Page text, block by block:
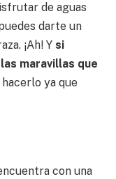
de aguas
darte un
¡Ah! Y si
las maravillas que
ya que
con una